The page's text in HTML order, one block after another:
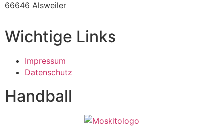
66646 Alsweiler
Wichtige Links
Impressum
Datenschutz
Handball